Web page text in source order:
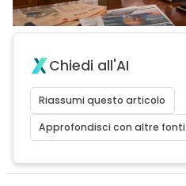
Chiedi all'AI
Riassumi questo articolo
Approfondisci con altre fonti